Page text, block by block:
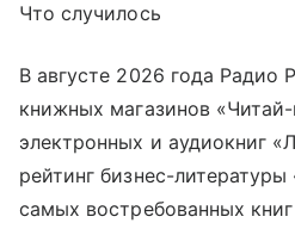
Что случилось
В августе 2026 года Радио
книжных магазинов
электронных и аудиокниг
рейтинг бизнес-
самых востребованных